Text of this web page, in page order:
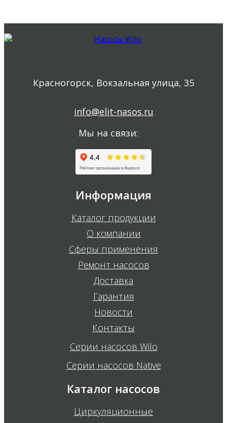
Красногорск, Вокзальная улица, 35
info@elit-nasos.ru
Мы на связи:
Информация
Каталог продукции
О компании
Сферы применения
Ремонт насосов
Доставка
Гарантия
Новости
Контакты
Серии насосов Wilo
Серии насосов Native
Каталог насосов
Циркуляционные